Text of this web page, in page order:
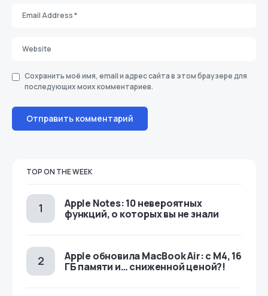
Сохранить моё имя, email и адрес сайта в этом браузере для
последующих моих комментариев.
TOP ON THE WEEK
Apple Notes: 10 невероятных
функций, о которых вы не знали
Apple обновила MacBook Air: с M4, 16
ГБ памяти и… сниженной ценой?!